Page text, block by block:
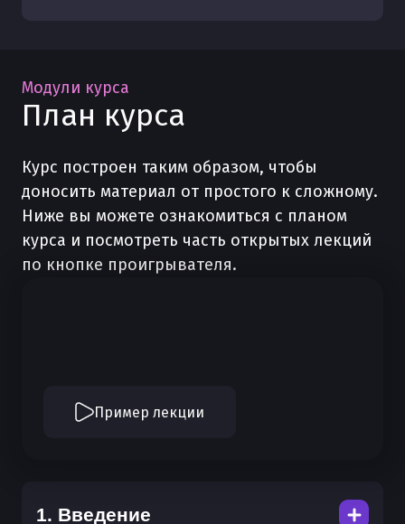
Модули курса
План курса
Курс построен таким образом, чтобы
доносить материал от простого к сложному.
Ниже вы можете ознакомиться с планом
курса и посмотреть часть открытых лекций
по кнопке проигрывателя.
Пример лекции
1. Введение